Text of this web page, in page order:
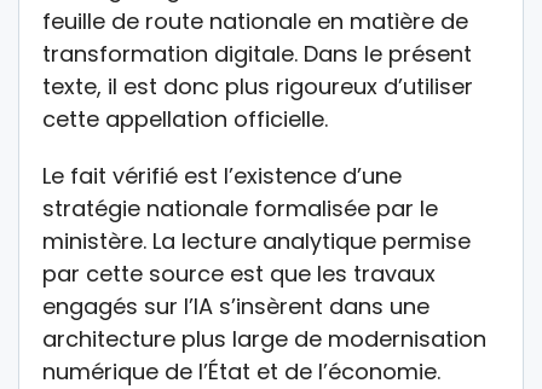
feuille de route nationale en matière de
transformation digitale. Dans le présent
texte, il est donc plus rigoureux d’utiliser
cette appellation officielle.
Le fait vérifié est l’existence d’une
stratégie nationale formalisée par le
ministère. La lecture analytique permise
par cette source est que les travaux
engagés sur l’IA s’insèrent dans une
architecture plus large de modernisation
numérique de l’État et de l’économie.